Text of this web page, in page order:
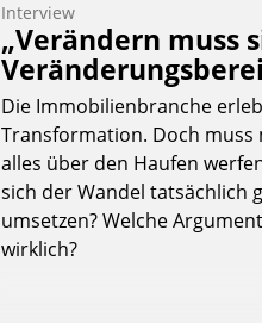
Interview
„Verändern muss
Die Immobilienbranche
Transformation. Doch muss
alles über den Haufen
sich der Wandel tatsächlich
umsetzen? Welche
wirklich?